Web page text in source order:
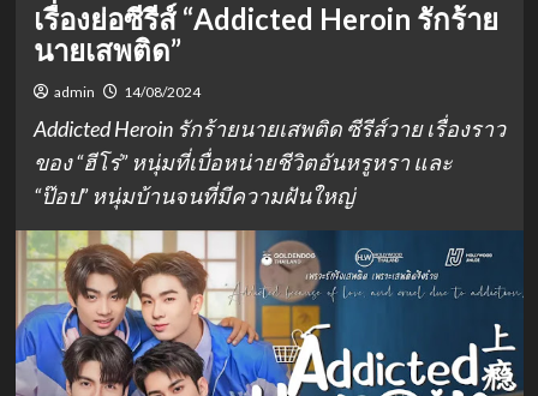
เรื่องย่อซีรีส์ “Addicted Heroin รักร้าย
นายเสพติด”
admin 14/08/2024
Addicted Heroin รักร้ายนายเสพติด ซีรีส์วาย เรื่องราว
ของ “ฮีโร่” หนุ่มที่เบื่อหน่ายชีวิตอันหรูหรา และ
“ป๊อป” หนุ่มบ้านจนที่มีความฝันใหญ่